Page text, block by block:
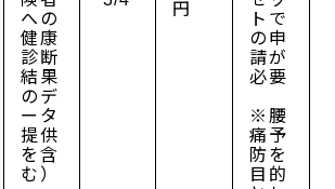
への
健康
診断
結果
のデ
ータ
提供
を含
む）
円
トで
の申
請が
必要
※腰
痛予
防を
目的